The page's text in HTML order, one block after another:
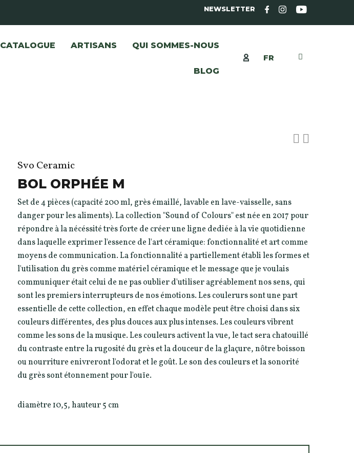
NEWSLETTER
CATALOGUE ARTISANS QUI SOMMES-NOUS
BLOG
FR
Svo Ceramic
BOL ORPHÉE M
Set de 4 pièces (capacité 200 ml, grès émaillé, lavable en lave-vaisselle, sans
danger pour les aliments). La collection "Sound of Colours" est née en 2017 pour
répondre à la nécéssité très forte de créer une ligne dediée à la vie quotidienne
dans laquelle exprimer l'essence de l'art céramique: fonctionnalité et art comme
moyens de communication. La fonctionnalité a partiellement établi les formes et
l'utilisation du grès comme matériel céramique et le message que je voulais
communiquer était celui de ne pas oublier d'utiliser agréablement nos sens, qui
sont les premiers interrupteurs de nos émotions. Les coulerurs sont une part
essentielle de cette collection, en effet chaque modèle peut être choisi dans six
couleurs différentes, des plus douces aux plus intenses. Les couleurs vibrent
comme les sons de la musique. Les couleurs activent la vue, le tact sera chatouillé
du contraste entre la rugosité du grès et la douceur de la glaçure, nôtre boisson
ou nourriture enivreront l'odorat et le goût. Le son des couleurs et la sonorité
du grès sont étonnement pour l'ouïe.
diamètre 10,5, hauteur 5 cm